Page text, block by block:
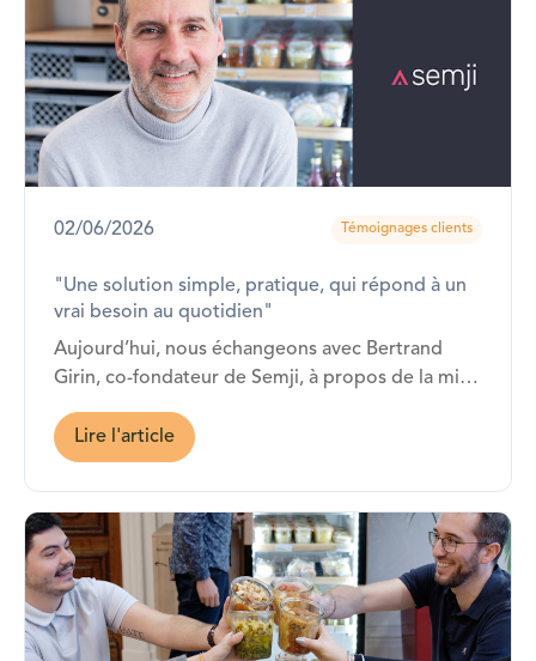
02/06/2026 Témoignages clients
"Une solution simple, pratique, qui répond à un
vrai besoin au quotidien"
Aujourd’hui, nous échangeons avec Bertrand
Girin, co-fondateur de Semji, à propos de la mise
en place de la solution de restauration Fricots. La
vitrine Fricots y est installée depuis janvier 2026 !
Lire l'article